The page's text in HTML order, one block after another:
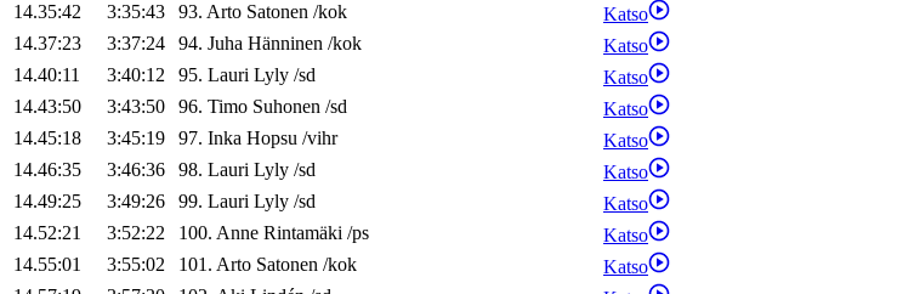
14.35:42
3:35:43 93. Arto Satonen /kok
Katso
14.37:23
3:37:24 94. Juha Hänninen /kok
Katso
14.40:11
3:40:12 95. Lauri Lyly /sd
Katso
14.43:50
3:43:50 96. Timo Suhonen /sd
Katso
14.45:18
3:45:19 97. Inka Hopsu /vihr
Katso
14.46:35
3:46:36 98. Lauri Lyly /sd
Katso
14.49:25
3:49:26 99. Lauri Lyly /sd
Katso
14.52:21
3:52:22 100. Anne Rintamäki /ps
Katso
14.55:01
3:55:02 101. Arto Satonen /kok
Katso